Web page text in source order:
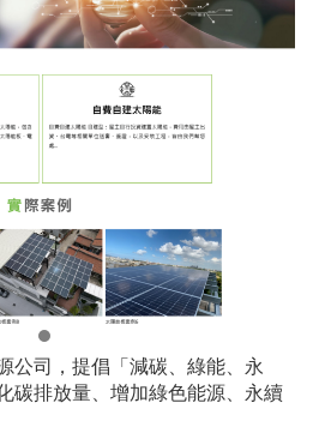
公司，提倡「減碳、綠能、永
碳排放量、增加綠色能源、永續